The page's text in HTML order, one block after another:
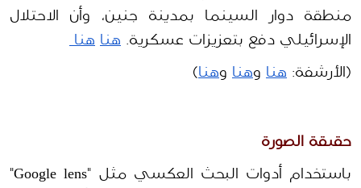
الإسرائيلي دفع بتعزيزات عسكرية. هنا هنا
(الأرشفة: هنا وهنا وهنا)
حقيقة الصورة
باستخدام أدوات البحث العكسي مثل "